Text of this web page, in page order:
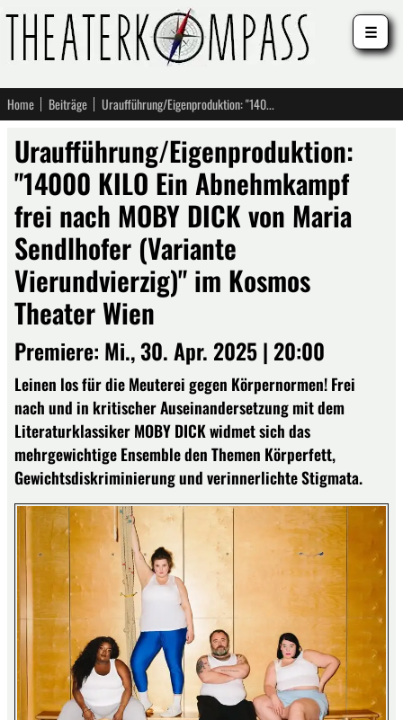
Home Beiträge Uraufführung/Eigenproduktion: "14000 KILO Ein Abnehmkampf frei nach MOBY DICK von Maria Sendlhofer (Variante Vierundvierzig)" im Kosmos Theater Wien
Uraufführung/Eigenproduktion:
"14000 KILO Ein Abnehmkampf
frei nach MOBY DICK von Maria
Sendlhofer (Variante
Vierundvierzig)" im Kosmos
Theater Wien
Premiere: Mi., 30. Apr. 2025 | 20:00
Leinen los für die Meuterei gegen Körpernormen! Frei
nach und in kritischer Auseinandersetzung mit dem
Literaturklassiker MOBY DICK widmet sich das
mehrgewichtige Ensemble den Themen Körperfett,
Gewichtsdiskriminierung und verinnerlichte Stigmata.
☰